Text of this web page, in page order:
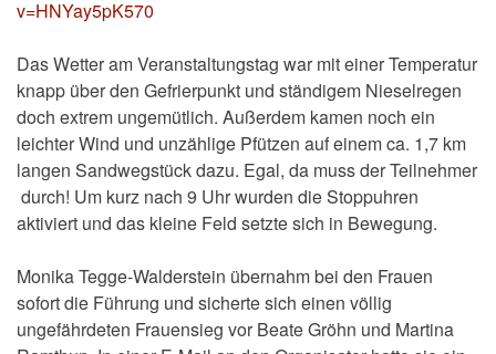
v=HNYay5pK570
Das Wetter am Veranstaltungstag war mit einer Temperatur
knapp über den Gefrierpunkt und ständigem Nieselregen
doch extrem ungemütlich. Außerdem kamen noch ein
leichter Wind und unzählige Pfützen auf einem ca. 1,7 km
langen Sandwegstück dazu. Egal, da muss der Teilnehmer
durch! Um kurz nach 9 Uhr wurden die Stoppuhren
aktiviert und das kleine Feld setzte sich in Bewegung.
Monika Tegge-Walderstein übernahm bei den Frauen
sofort die Führung und sicherte sich einen völlig
ungefährdeten Frauensieg vor Beate Gröhn und Martina